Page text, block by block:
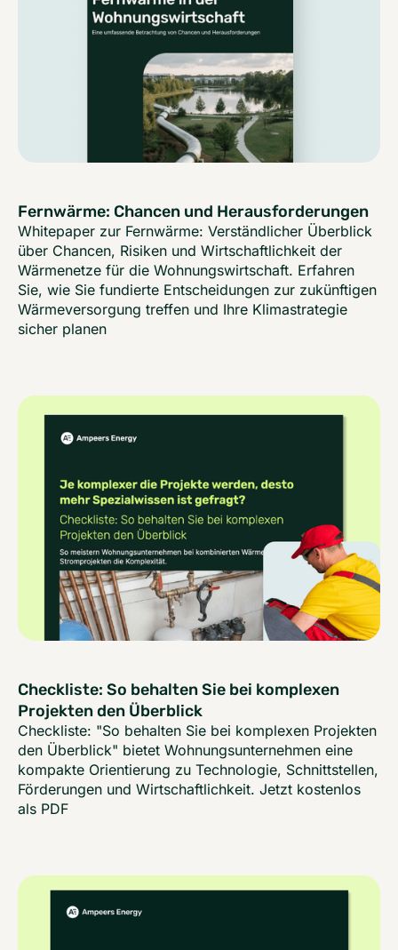
Fernwärme: Chancen und Herausforderungen
Whitepaper zur Fernwärme: Verständlicher Überblick
über Chancen, Risiken und Wirtschaftlichkeit der
Wärmenetze für die Wohnungswirtschaft. Erfahren
Sie, wie Sie fundierte Entscheidungen zur zukünftigen
Wärmeversorgung treffen und Ihre Klimastrategie
sicher planen
Checkliste: So behalten Sie bei komplexen
Projekten den Überblick
Checkliste: "So behalten Sie bei komplexen Projekten
den Überblick" bietet Wohnungsunternehmen eine
kompakte Orientierung zu Technologie, Schnittstellen,
Förderungen und Wirtschaftlichkeit. Jetzt kostenlos
als PDF